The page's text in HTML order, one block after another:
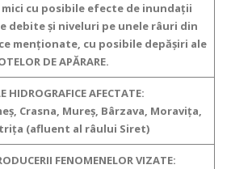
cu posibile efecte de inundaţii
debite şi niveluri pe unele râuri din
menţionate, cu posibile depăşiri ale
DE APĂRARE.
HIDROGRAFICE AFECTATE:
Crasna, Mureş, Bârzava, Moraviţa,
(afluent al râului Siret)
FENOMENELOR VIZATE: